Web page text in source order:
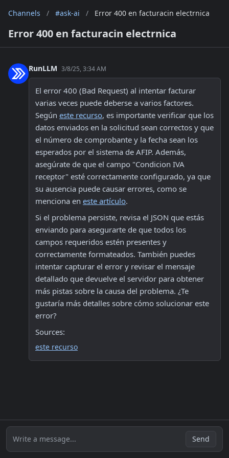
Channels / #ask-ai / Error 400 en facturacin electrnica
Error 400 en facturacin electrnica
RunLLM 3/8/25, 3:34 AM
El error 400 (Bad Request) al intentar facturar
varias veces puede deberse a varios factores.
Según este recurso, es importante verificar que los
datos enviados en la solicitud sean correctos y que
el número de comprobante y la fecha sean los
esperados por el sistema de AFIP. Además,
asegúrate de que el campo "Condicion IVA
receptor" esté correctamente configurado, ya que
su ausencia puede causar errores, como se
menciona en este artículo.
Si el problema persiste, revisa el JSON que estás
enviando para asegurarte de que todos los
campos requeridos estén presentes y
correctamente formateados. También puedes
intentar capturar el error y revisar el mensaje
detallado que devuelve el servidor para obtener
más pistas sobre la causa del problema. ¿Te
gustaría más detalles sobre cómo solucionar este
error?
Sources:
este recurso
Write a message... Send